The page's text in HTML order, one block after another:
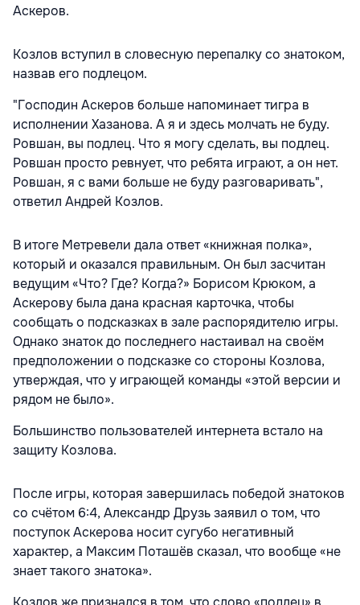
Аскеров.
Козлов вступил в словесную перепалку со знатоком,
назвав его подлецом.
"Господин Аскеров больше напоминает тигра в
исполнении Хазанова. А я и здесь молчать не буду.
Ровшан, вы подлец. Что я могу сделать, вы подлец.
Ровшан просто ревнует, что ребята играют, а он нет.
Ровшан, я с вами больше не буду разговаривать",
ответил Андрей Козлов.
В итоге Метревели дала ответ «книжная полка»,
который и оказался правильным. Он был засчитан
ведущим «Что? Где? Когда?» Борисом Крюком, а
Аскерову была дана красная карточка, чтобы
сообщать о подсказках в зале распорядителю игры.
Однако знаток до последнего настаивал на своём
предположении о подсказке со стороны Козлова,
утверждая, что у играющей команды «этой версии и
рядом не было».
Большинство пользователей интернета встало на
защиту Козлова.
После игры, которая завершилась победой знатоков
со счётом 6:4, Александр Друзь заявил о том, что
поступок Аскерова носит сугубо негативный
характер, а Максим Поташёв сказал, что вообще «не
знает такого знатока».